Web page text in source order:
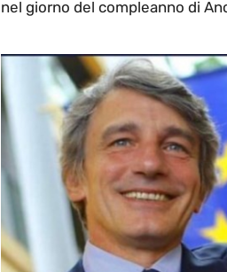
nel giorno del compleanno di